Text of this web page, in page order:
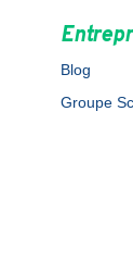
Blog
Groupe